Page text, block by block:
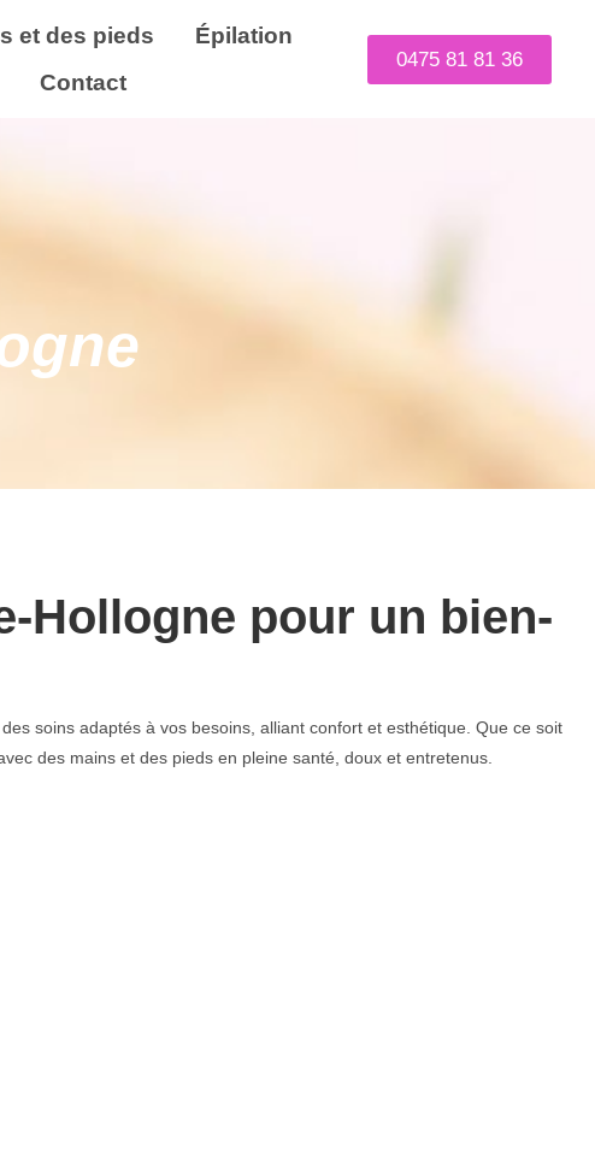
et des pieds
Épilation
Contact
0475 81 81 36
pour un bien-
soins adaptés à vos besoins, alliant confort et esthétique. Que ce soit
des mains et des pieds en pleine santé, doux et entretenus.